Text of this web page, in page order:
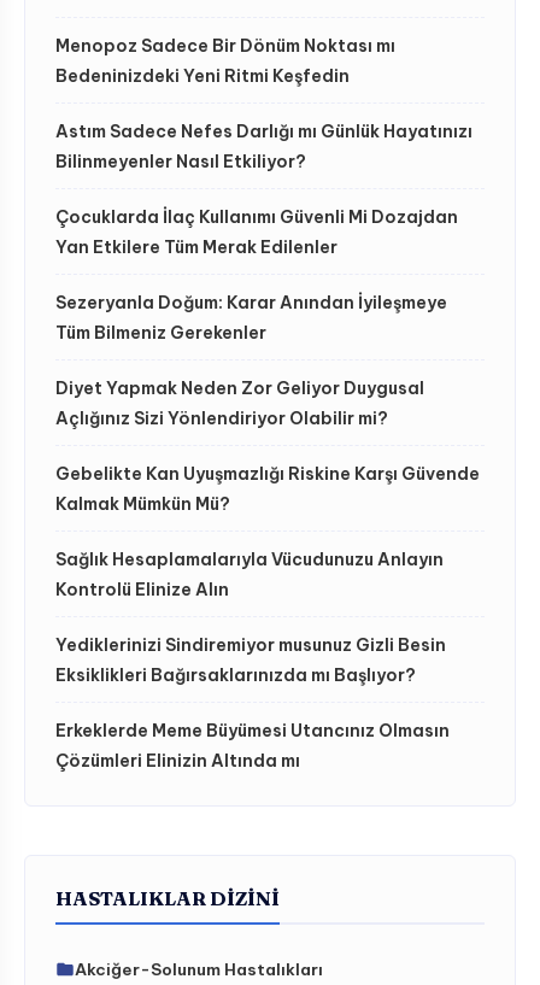
Menopoz Sadece Bir Dönüm Noktası mı
Bedeninizdeki Yeni Ritmi Keşfedin
Astım Sadece Nefes Darlığı mı Günlük Hayatınızı
Bilinmeyenler Nasıl Etkiliyor?
Çocuklarda İlaç Kullanımı Güvenli Mi Dozajdan
Yan Etkilere Tüm Merak Edilenler
Sezeryanla Doğum: Karar Anından İyileşmeye
Tüm Bilmeniz Gerekenler
Diyet Yapmak Neden Zor Geliyor Duygusal
Açlığınız Sizi Yönlendiriyor Olabilir mi?
Gebelikte Kan Uyuşmazlığı Riskine Karşı Güvende
Kalmak Mümkün Mü?
Sağlık Hesaplamalarıyla Vücudunuzu Anlayın
Kontrolü Elinize Alın
Yediklerinizi Sindiremiyor musunuz Gizli Besin
Eksiklikleri Bağırsaklarınızda mı Başlıyor?
Erkeklerde Meme Büyümesi Utancınız Olmasın
Çözümleri Elinizin Altında mı
HASTALIKLAR DIZINI
Akciğer-Solunum Hastalıkları